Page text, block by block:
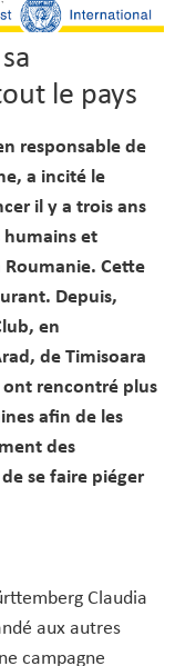
le pays
responsable de
a incité le
il y a trois ans
humains et
Roumanie. Cette
Depuis,
en
de Timisoara
ont rencontré plus
afin de les
des
se faire piéger
Claudia
aux autres
campagne